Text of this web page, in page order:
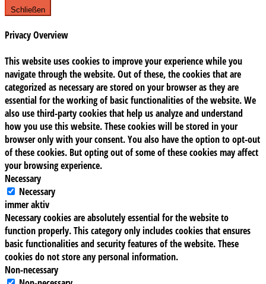
Schließen
Privacy Overview
This website uses cookies to improve your experience while you
navigate through the website. Out of these, the cookies that are
categorized as necessary are stored on your browser as they are
essential for the working of basic functionalities of the website. We
also use third-party cookies that help us analyze and understand
how you use this website. These cookies will be stored in your
browser only with your consent. You also have the option to opt-out
of these cookies. But opting out of some of these cookies may affect
your browsing experience.
Necessary
Necessary
immer aktiv
Necessary cookies are absolutely essential for the website to
function properly. This category only includes cookies that ensures
basic functionalities and security features of the website. These
cookies do not store any personal information.
Non-necessary